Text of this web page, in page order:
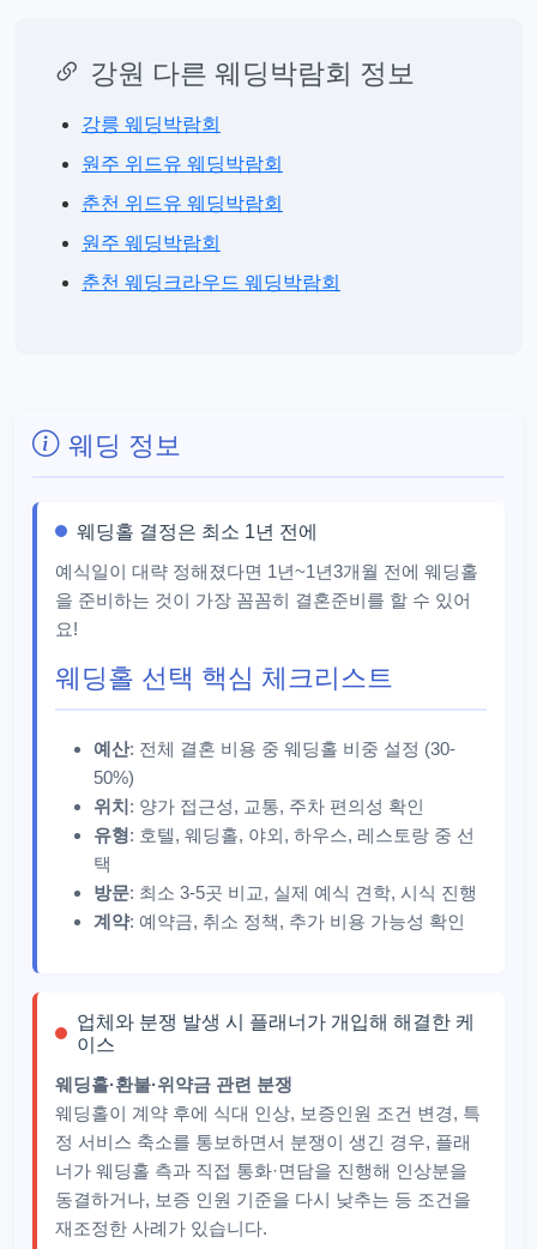
강원 다른 웨딩박람회 정보
강릉 웨딩박람회
원주 위드유 웨딩박람회
춘천 위드유 웨딩박람회
원주 웨딩박람회
춘천 웨딩크라우드 웨딩박람회
웨딩 정보
웨딩홀 결정은 최소 1년 전에
예식일이 대략 정해졌다면 1년~1년3개월 전에 웨딩홀
을 준비하는 것이 가장 꼼꼼히 결혼준비를 할 수 있어
요!
웨딩홀 선택 핵심 체크리스트
예산: 전체 결혼 비용 중 웨딩홀 비중 설정 (30-
50%)
위치: 양가 접근성, 교통, 주차 편의성 확인
유형: 호텔, 웨딩홀, 야외, 하우스, 레스토랑 중 선
택
방문: 최소 3-5곳 비교, 실제 예식 견학, 시식 진행
계약: 예약금, 취소 정책, 추가 비용 가능성 확인
업체와 분쟁 발생 시 플래너가 개입해 해결한 케
이스
웨딩홀·환불·위약금 관련 분쟁
웨딩홀이 계약 후에 식대 인상, 보증인원 조건 변경, 특
정 서비스 축소를 통보하면서 분쟁이 생긴 경우, 플래
너가 웨딩홀 측과 직접 통화·면담을 진행해 인상분을
동결하거나, 보증 인원 기준을 다시 낮추는 등 조건을
재조정한 사례가 있습니다.​